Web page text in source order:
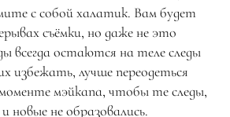
с собой халатик. Вам будет
съёмки, но даже не это
всегда остаются на теле следы
избежать, лучше переодеться
мэйкапа, чтобы те следы,
новые не образовались.